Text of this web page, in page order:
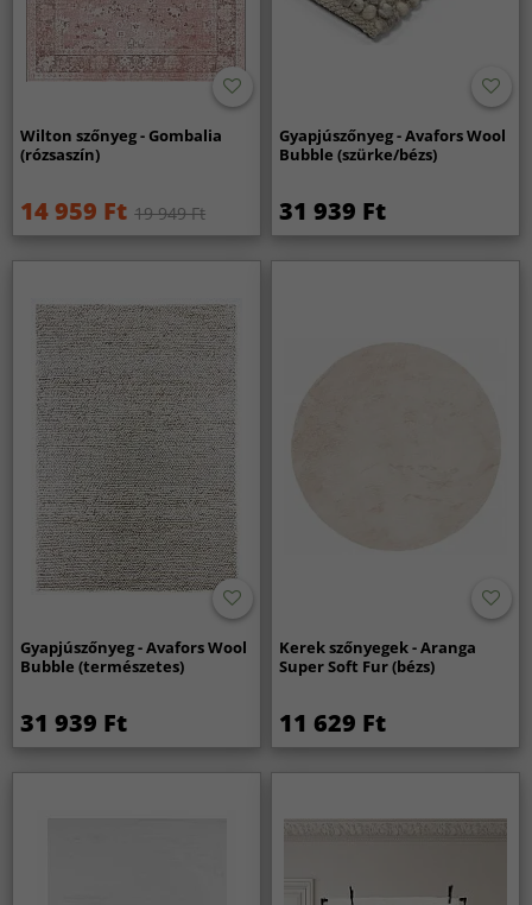
Wilton szőnyeg - Gombalia
(rózsaszín)
14 959 Ft 19 949 Ft
Gyapjúszőnyeg - Avafors Wool
Bubble (szürke/bézs)
31 939 Ft
Gyapjúszőnyeg - Avafors Wool
Bubble (természetes)
31 939 Ft
Kerek szőnyegek - Aranga
Super Soft Fur (bézs)
11 629 Ft